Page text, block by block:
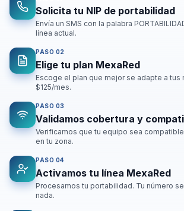
Solicita tu NIP de portabilidad
Envía un SMS con la palabra
línea actual.
PASO 02
Elige tu plan MexaRed
Escoge el plan que mejor se adapte a
$125/mes.
PASO 03
Validamos cobertura y
Verificamos que tu equipo sea
en tu zona.
PASO 04
Activamos tu línea MexaRed
Procesamos tu portabilidad. Tu número
nada.